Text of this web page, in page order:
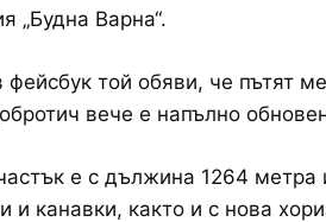
„Будна Варна“.
фейсбук той обяви, че пътят
вече е напълно
е с дължина 1264 метра
и канавки, както и с нова